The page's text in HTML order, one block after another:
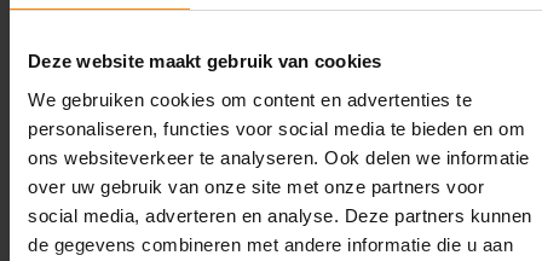
Deze website maakt gebruik van cookies
We gebruiken cookies om content en advertenties te
personaliseren, functies voor social media te bieden en om
ons websiteverkeer te analyseren. Ook delen we informatie
over uw gebruik van onze site met onze partners voor
social media, adverteren en analyse. Deze partners kunnen
de gegevens combineren met andere informatie die u aan
Lengte:
27.100 mm
Liggerlengte:
2.700 mm
Aantal niveaus: